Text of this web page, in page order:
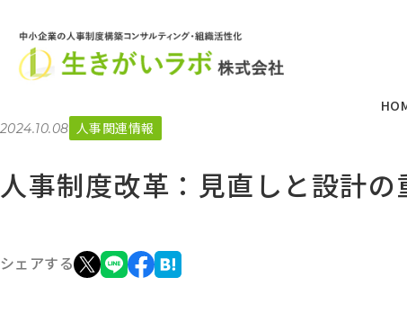
2024.10.08 人事関連情報
人事制度改革：見直しと設計の
シェアする